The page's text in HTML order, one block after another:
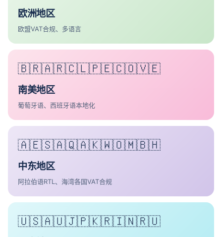
欧洲地区
欧盟VAT合规、多语言
🇧🇷🇦🇷🇨🇱🇵🇪🇨🇴🇻🇪
南美地区
葡萄牙语、西班牙语本地化
🇦🇪🇸🇦🇶🇦🇰🇼🇴🇲🇧🇭
中东地区
阿拉伯语RTL、海湾各国VAT合规
🇺🇸🇦🇺🇯🇵🇰🇷🇮🇳🇷🇺